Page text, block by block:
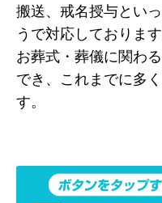
搬送、戒名授与とい
うで対応しております
お葬式・葬儀に関わ
でき、これまでに多
す。